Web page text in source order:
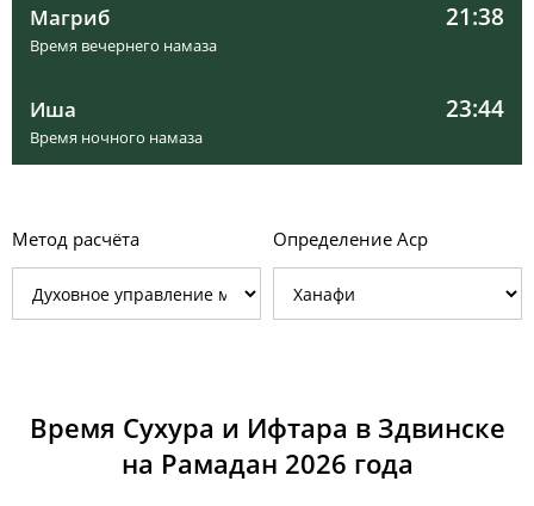
Магриб 21:38
Время вечернего намаза
Иша 23:44
Время ночного намаза
Метод расчёта Определение Аср
Время Сухура и Ифтара в Здвинске
на Рамадан 2026 годa